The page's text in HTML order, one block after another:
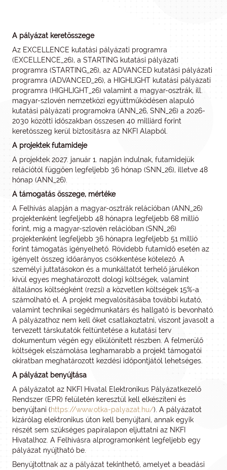
A pályázat keretösszege
Az EXCELLENCE kutatási pályázati programra
(EXCELLENCE_26), a STARTING kutatási pályázati
programra (STARTING_26), az ADVANCED kutatási pályázati
programra (ADVANCED_26), a HIGHLIGHT kutatási pályázati
programra (HIGHLIGHT_26) valamint a magyar-osztrák, ill.
magyar-szlovén nemzetközi együttműködésen alapuló
kutatási pályázati programokra (ANN_26, SNN_26) a 2026-
2030 közötti időszakban összesen 40 milliárd forint
keretösszeg kerül biztosításra az NKFI Alapból.
A projektek futamideje
A projektek 2027. január 1. napján indulnak, futamidejük
relációtól függően legfeljebb 36 hónap (SNN_26), illetve 48
hónap (ANN_26).
A támogatás összege, mértéke
A Felhívás alapján a magyar-osztrák relációban (ANN_26)
projektenként legfeljebb 48 hónapra legfeljebb 68 millió
forint, míg a magyar-szlovén relációban (SNN_26)
projektenként legfeljebb 36 hónapra legfeljebb 51 millió
forint támogatás igényelhető. Rövidebb futamidő esetén az
igényelt összeg időarányos csökkentése kötelező. A
személyi juttatásokon és a munkáltatót terhelő járulékon
kívül egyes meghatározott dologi költségek, valamint
általános költségként (rezsi) a közvetlen költségek 15%-a
számolható el. A projekt megvalósításába további kutató,
valamint technikai segédmunkatárs és hallgató is bevonható.
A pályázathoz nem kell őket csatlakoztatni, viszont javasolt a
tervezett társkutatók feltüntetése a kutatási terv
dokumentum végén egy elkülönített részben. A felmerülő
költségek elszámolása leghamarabb a projekt támogatói
okiratban meghatározott kezdési időpontjától lehetséges.
A pályázat benyújtása
A pályázatot az NKFI Hivatal Elektronikus Pályázatkezelő
Rendszer (EPR) felületén keresztül kell elkészíteni és
benyújtani (https://www.otka-palyazat.hu/). A pályázatot
kizárólag elektronikus úton kell benyújtani, annak egyik
részét sem szükséges papíralapon eljuttatni az NKFI
Hivatalhoz. A Felhívásra alprogramonként legfeljebb egy
pályázat nyújtható be.
Benyújtottnak az a pályázat tekinthető, amelyet a beadási